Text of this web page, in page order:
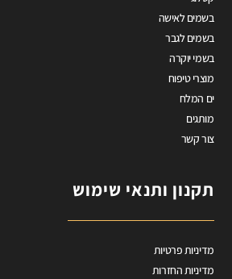
בשמים לאישה
בשמים לגבר
בשמי יוקרה
מוצרי טיפוח
ים המלח
מותגים
צור קשר
תקנון ותנאי שימוש
מדיניות פרטיות
מדיניות החזרות